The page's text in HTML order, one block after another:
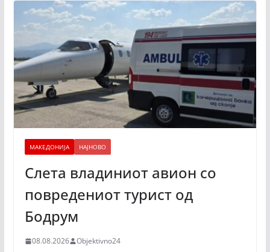
МАКЕДОНИЈА НАЈНОВО
Слета владиниот авион со
повредениот турист од
Бодрум
08.08.2026 Objektivno24